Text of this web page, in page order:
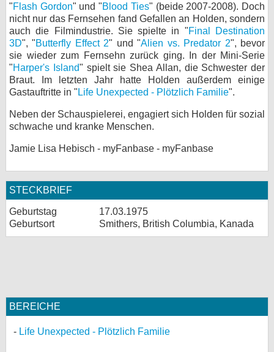
"Flash Gordon" und "Blood Ties" (beide 2007-2008). Doch
nicht nur das Fernsehen fand Gefallen an Holden, sondern
auch die Filmindustrie. Sie spielte in "Final Destination
3D", "Butterfly Effect 2" und "Alien vs. Predator 2", bevor
sie wieder zum Fernsehn zurück ging. In der Mini-Serie
"Harper's Island" spielt sie Shea Allan, die Schwester der
Braut. Im letzten Jahr hatte Holden außerdem einige
Gastauftritte in " Life Unexpected - Plötzlich Familie".
Neben der Schauspielerei, engagiert sich Holden für sozial
schwache und kranke Menschen.
Jamie Lisa Hebisch - myFanbase - myFanbase
STECKBRIEF
Geburtstag
17.03.1975
Geburtsort
Smithers, British Columbia, Kanada
BEREICHE
Life Unexpected - Plötzlich Familie